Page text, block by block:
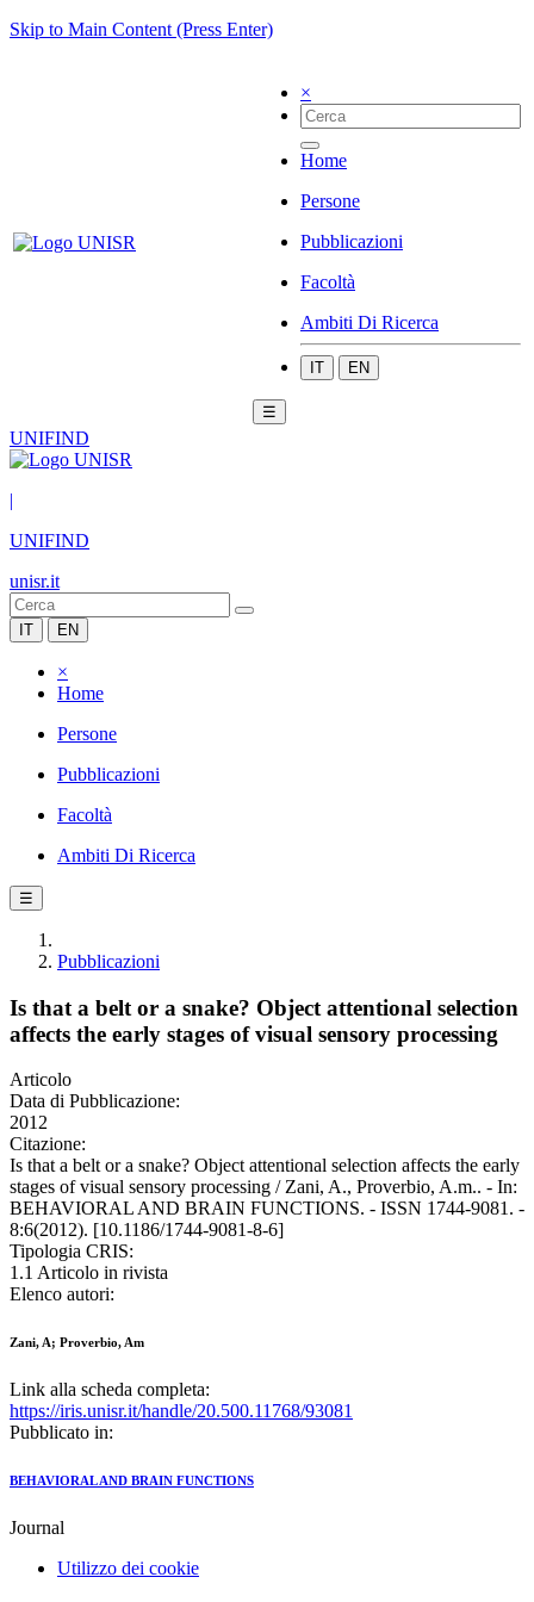
Skip to Main Content (Press Enter)
×
Home
Persone
Pubblicazioni
Facoltà
Ambiti Di Ricerca
IT EN
☰
UNIFIND
|
UNIFIND
unisr.it
IT EN
×
Home
Persone
Pubblicazioni
Facoltà
Ambiti Di Ricerca
☰
Pubblicazioni
Is that a belt or a snake? Object attentional selection
affects the early stages of visual sensory processing
Articolo
Data di Pubblicazione:
2012
Citazione:
Is that a belt or a snake? Object attentional selection affects the early
stages of visual sensory processing / Zani, A., Proverbio, A.m.. - In:
BEHAVIORAL AND BRAIN FUNCTIONS. - ISSN 1744-9081. -
8:6(2012). [10.1186/1744-9081-8-6]
Tipologia CRIS:
1.1 Articolo in rivista
Elenco autori:
Zani, A; Proverbio, Am
Link alla scheda completa:
https://iris.unisr.it/handle/20.500.11768/93081
Pubblicato in:
BEHAVIORAL AND BRAIN FUNCTIONS
Journal
Utilizzo dei cookie